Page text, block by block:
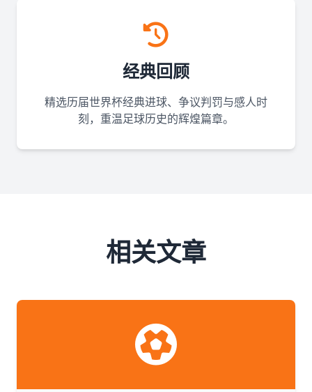
经典回顾
精选历届世界杯经典进球、争议判罚与感人时
刻，重温足球历史的辉煌篇章。
相关文章